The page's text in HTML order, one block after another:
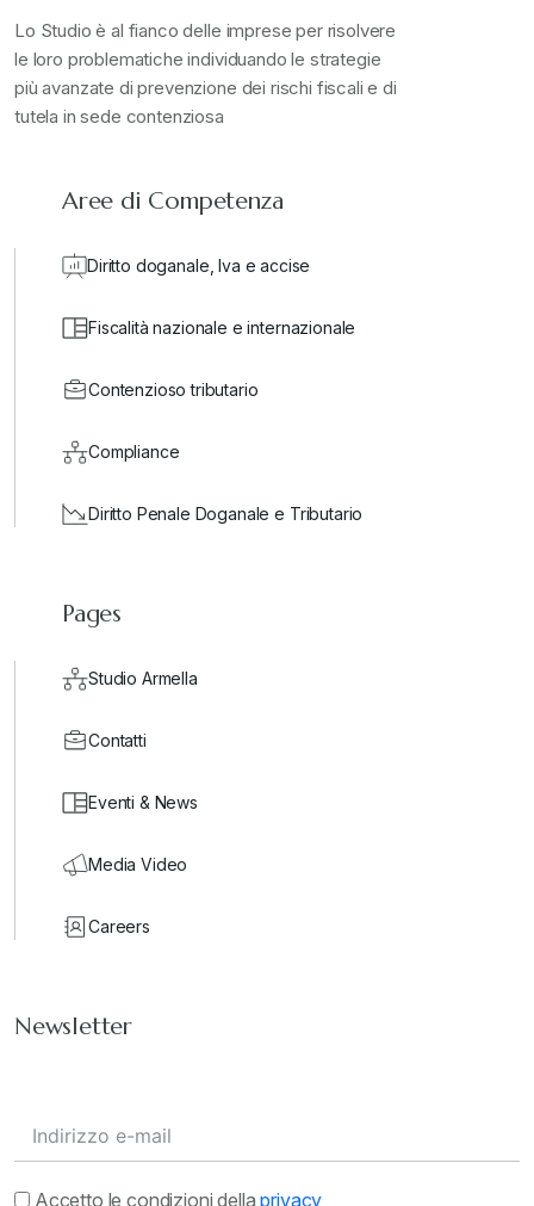
Lo Studio è al fianco delle imprese per risolvere
le loro problematiche individuando le strategie
più avanzate di prevenzione dei rischi fiscali e di
tutela in sede contenziosa
Aree di Competenza
Diritto doganale, Iva e accise
Fiscalità nazionale e internazionale
Contenzioso tributario
Compliance
Diritto Penale Doganale e Tributario
Pages
Studio Armella
Contatti
Eventi & News
Media Video
Careers
Newsletter
Accetto le condizioni dellaprivacy